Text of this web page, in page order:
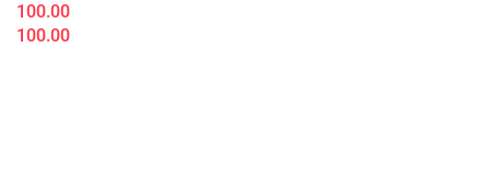
100.00
100.00